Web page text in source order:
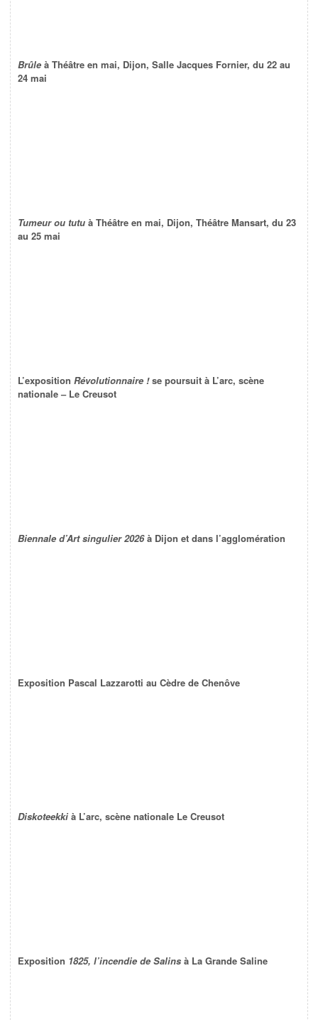
Brûle à Théâtre en mai, Dijon, Salle Jacques Fornier, du 22 au
24 mai
Tumeur ou tutu à Théâtre en mai, Dijon, Théâtre Mansart, du 23
au 25 mai
L’exposition Révolutionnaire !se poursuit à L’arc, scène
nationale – Le Creusot
Biennale d’Art singulier 2026à Dijon et dans l’agglomération
Exposition Pascal Lazzarotti au Cèdre de Chenôve
Diskoteekki à L’arc, scène nationale Le Creusot
Exposition 1825, l’incendie de Salins à La Grande Saline